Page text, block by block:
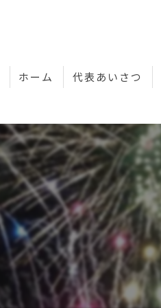
ホーム 代表あいさつ